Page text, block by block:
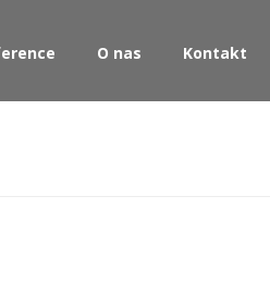
O nas Kontakt